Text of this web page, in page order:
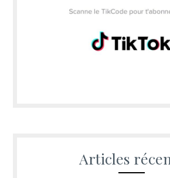
Articles